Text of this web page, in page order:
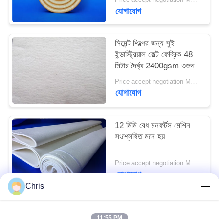
PRIVACY
POLICY
যোগাযোগ
সিমেন্ট শিল্পের জন্য সুই
ইন্ডাস্ট্রিয়াল ফেল্ট ফেব্রিক 48
মিটার দৈর্ঘ্য 2400gsm ওজন
Price accept negotiation MOQ:এক পিসি
যোগাযোগ
12 মিমি বেধ মনফর্টস মেশিন
সংশ্লেষিত মনে হয়
Price accept negotiation MOQ:1 টুকরা
যোগাযোগ
Chris
11:55 PM